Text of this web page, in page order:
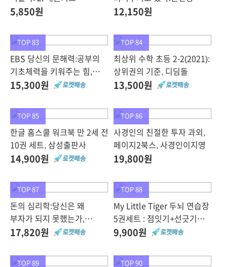
5,850원
에세이, 스튜디오오드리
12,150원
TOP 83
EBS 당신의 문해력:공부의
기초체력을 키워주는 힘,
EBS BOOKS
15,300원
TOP 84
최상위 수학 초등 2-2(2021):
상위권의 기준, 디딤돌
13,500원
TOP 85
한글 홈스쿨 워크북 만 2세 전
10권 세트, 삼성출판사
14,900원
TOP 86
사경인의 친절한 투자 과외,
페이지2북스, 사경인이지영
19,800원
TOP 87
돈의 심리학:당신은 왜
부자가 되지 못했는가,
인플루엔셜,
하우절
17,820원
TOP 88
My Little Tiger 두뇌 연습장
5권세트 : 점잇기+선긋기
+동물+123+ㄱㄴㄷ,
9,900원
TOP 89 TOP 90